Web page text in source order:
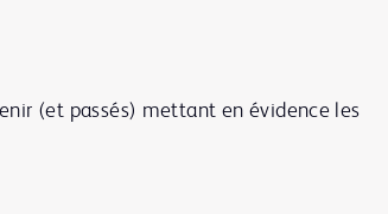
(et passés) mettant en évidence les